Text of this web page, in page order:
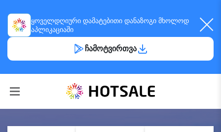
ყოველდღიური დამატებითი დანაზოგი მხოლოდ
აპლიკაციაში
ჩამოტვირთვა